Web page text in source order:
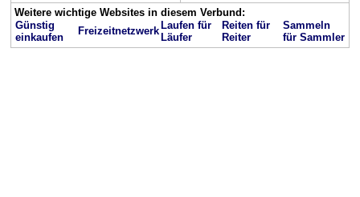
Weitere wichtige Websites in diesem Verbund:
Günstig
einkaufen
Freizeitnetzwerk Laufen für
Läufer
Reiten für
Reiter
Sammeln
für Sammler